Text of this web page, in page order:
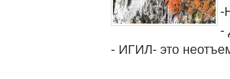
-
-
- ИГИЛ- это